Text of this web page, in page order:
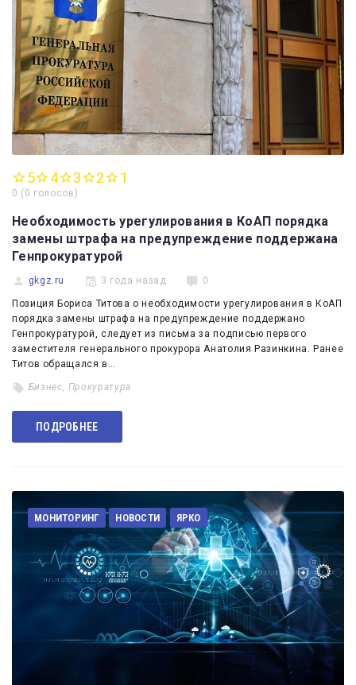
5 4 3 2 1
0 ( 0 голосов )
Необходимость урегулирования в КоАП порядка
замены штрафа на предупреждение поддержана
Генпрокуратурой
gkgz.ru 3 года назад 0
Позиция Бориса Титова о необходимости урегулирования в КоАП
порядка замены штрафа на предупреждение поддержано
Генпрокуратурой, следует из письма за подписью первого
заместителя генерального прокурора Анатолия Разинкина. Ранее
Титов обращался в…
Бизнес, Прокуратура
ПОДРОБНЕЕ
МОНИТОРИНГ НОВОСТИ ЯРКО